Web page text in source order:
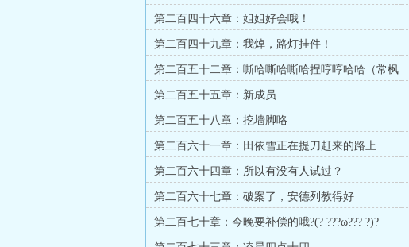
第二百四十六章：姐姐好会哦！
第二百四十九章：我焯，路灯挂件！
第二百五十二章：嘶哈嘶哈嘶哈捏哼哼哈哈（常枫
脸）
第二百五十五章：新成员
第二百五十八章：挖墙脚咯
第二百六十一章：田依雪正在提刀赶来的路上
第二百六十四章：所以有没有人试过？
第二百六十七章：破案了，安德列教得好
第二百七十章：今晚要补偿的哦?(? ???ω??? ?)?